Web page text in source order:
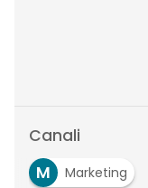
Canali
M
Marketing